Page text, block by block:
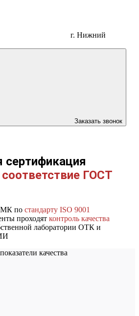
г. Нижний
Заказать звонок
сертификация
соответствие ГОСТ
по стандарту ISO 9001
проходят контроль качества
лаборатории ОТК и